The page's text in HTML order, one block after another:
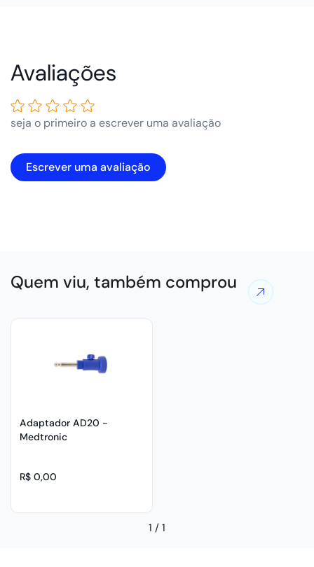
seja o primeiro a escrever uma avaliação
Escrever uma avaliação
Quem viu, também comprou Ver
mais
Adaptador AD20 -
Medtronic
R$ 0,00
1 / 1